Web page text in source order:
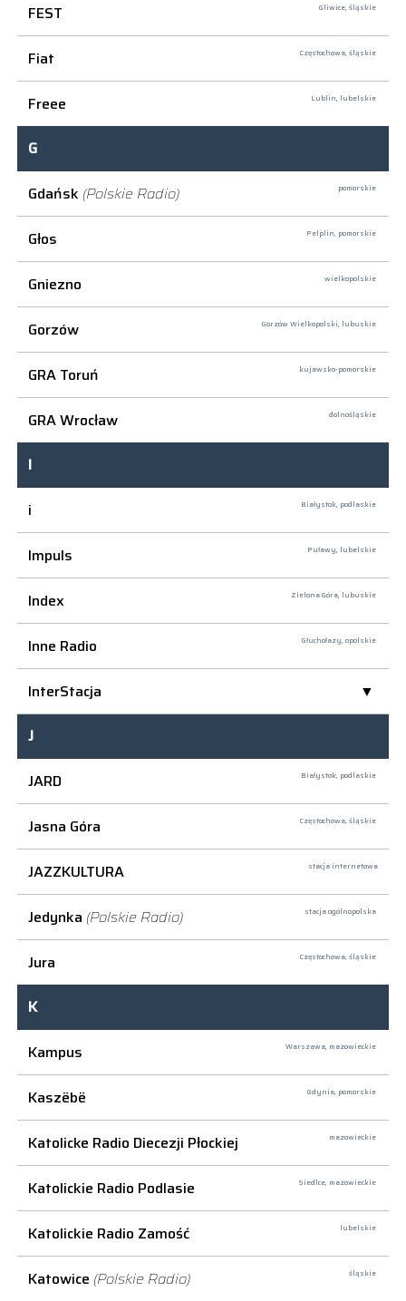
FEST Gliwice, śląskie
Fiat Częstochowa, śląskie
Freee Lublin, lubelskie
G
Gdańsk (Polskie Radio) pomorskie
Głos Pelplin, pomorskie
Gniezno wielkopolskie
Gorzów Gorzów Wielkopolski, lubuskie
GRA Toruń kujawsko-pomorskie
GRA Wrocław dolnośląskie
I
i
Białystok, podlaskie
Impuls Puławy, lubelskie
Index Zielona Góra, lubuskie
Inne Radio Głuchołazy, opolskie
InterStacja
J
JARD
Białystok, podlaskie
Jasna Góra Częstochowa, śląskie
JAZZKULTURA stacja internetowa
Jedynka (Polskie Radio) stacja ogólnopolska
Jura Częstochowa, śląskie
K
Kampus
Warszawa, mazowieckie
Kaszëbë Gdynia, pomorskie
Katolicke Radio Diecezji Płockiej mazowieckie
Katolickie Radio Podlasie Siedlce, mazowieckie
Katolickie Radio Zamość lubelskie
Katowice (Polskie Radio) śląskie